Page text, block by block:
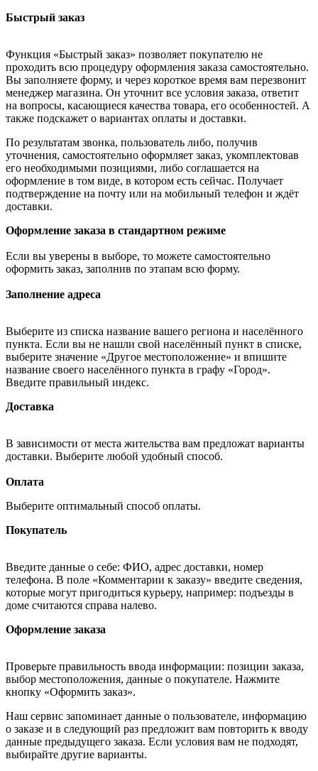
Быстрый заказ
Функция «Быстрый заказ» позволяет покупателю не
проходить всю процедуру оформления заказа самостоятельно.
Вы заполняете форму, и через короткое время вам перезвонит
менеджер магазина. Он уточнит все условия заказа, ответит
на вопросы, касающиеся качества товара, его особенностей. А
также подскажет о вариантах оплаты и доставки.
По результатам звонка, пользователь либо, получив
уточнения, самостоятельно оформляет заказ, укомплектовав
его необходимыми позициями, либо соглашается на
оформление в том виде, в котором есть сейчас. Получает
подтверждение на почту или на мобильный телефон и ждёт
доставки.
Оформление заказа в стандартном режиме
Если вы уверены в выборе, то можете самостоятельно
оформить заказ, заполнив по этапам всю форму.
Заполнение адреса
Выберите из списка название вашего региона и населённого
пункта. Если вы не нашли свой населённый пункт в списке,
выберите значение «Другое местоположение» и впишите
название своего населённого пункта в графу «Город».
Введите правильный индекс.
Доставка
В зависимости от места жительства вам предложат варианты
доставки. Выберите любой удобный способ.
Оплата
Выберите оптимальный способ оплаты.
Покупатель
Введите данные о себе: ФИО, адрес доставки, номер
телефона. В поле «Комментарии к заказу» введите сведения,
которые могут пригодиться курьеру, например: подъезды в
доме считаются справа налево.
Оформление заказа
Проверьте правильность ввода информации: позиции заказа,
выбор местоположения, данные о покупателе. Нажмите
кнопку «Оформить заказ».
Наш сервис запоминает данные о пользователе, информацию
о заказе и в следующий раз предложит вам повторить к вводу
данные предыдущего заказа. Если условия вам не подходят,
выбирайте другие варианты.